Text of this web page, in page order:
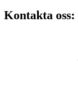
Kontakta oss: